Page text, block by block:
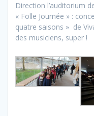
Direction l’auditorium
« Folle Journée » :
quatre saisons » de
des musiciens, super !